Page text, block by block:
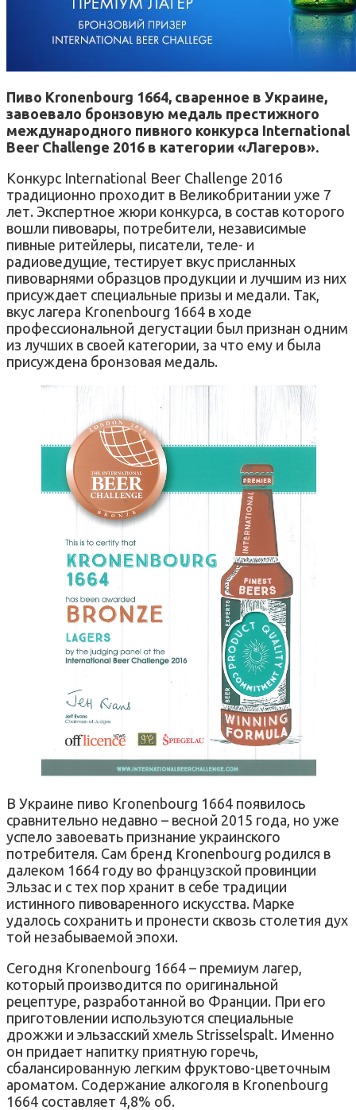
Пиво Kronenbourg 1664, сваренное в Украине,
завоевало бронзовую медаль престижного
международного пивного конкурса International
Beer Challenge 2016 в категории «Лагеров».
Конкурс International Beer Challenge 2016
традиционно проходит в Великобритании уже 7
лет. Экспертное жюри конкурса, в состав которого
вошли пивовары, потребители, независимые
пивные ритейлеры, писатели, теле- и
радиоведущие, тестирует вкус присланных
пивоварнями образцов продукции и лучшим из них
присуждает специальные призы и медали. Так,
вкус лагера Kronenbourg 1664 в ходе
профессиональной дегустации был признан одним
из лучших в своей категории, за что ему и была
присуждена бронзовая медаль.
В Украине пиво Kronenbourg 1664 появилось
сравнительно недавно – весной 2015 года, но уже
успело завоевать признание украинского
потребителя. Сам бренд Kronenbourg родился в
далеком 1664 году во французской провинции
Эльзас и с тех пор хранит в себе традиции
истинного пивоваренного искусства. Марке
удалось сохранить и пронести сквозь столетия дух
той незабываемой эпохи.
Сегодня Kronenbourg 1664 – премиум лагер,
который производится по оригинальной
рецептуре, разработанной во Франции. При его
приготовлении используются специальные
дрожжи и эльзасский хмель Strisselspalt. Именно
он придает напитку приятную горечь,
сбалансированную легким фруктово-цветочным
ароматом. Содержание алкоголя в Kronenbourg
1664 составляет 4,8% об.